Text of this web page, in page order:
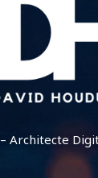
– Architecte